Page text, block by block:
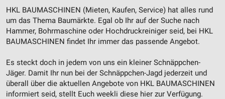
HKL BAUMASCHINEN (Mieten, Kaufen, Service) hat alles rund
um das Thema Baumärkte. Egal ob Ihr auf der Suche nach
Hammer, Bohrmaschine oder Hochdruckreiniger seid, bei HKL
BAUMASCHINEN findet Ihr immer das passende Angebot.
Es steckt doch in jedem von uns ein kleiner Schnäppchen-
Jäger. Damit Ihr nun bei der Schnäppchen-Jagd jederzeit und
überall über die aktuellen Angebote von HKL BAUMASCHINEN
informiert seid, stellt Euch weekli diese hier zur Verfügung.
Verwendung reduzierter Daten zur Auswahl von
Inhalten
IAB-Besonderheiten:
Verwendung genauer Standortdaten
Geräte anhand von aktiv angeforderten
Informationen identifizieren
Nicht-IAB-Verarbeitungszwecke: